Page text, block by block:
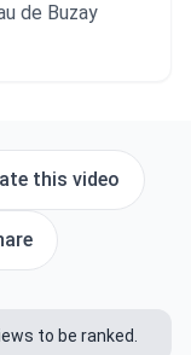
de Buzay
this video
to be ranked.